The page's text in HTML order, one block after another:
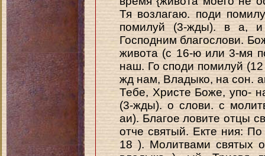
Тя возлагаю. поди
помилуй (3-жды). в а,
Господним благослови.
живота (с 16-ю или 3-мя
наш. Го споди помилуй
жд нам, Владыко, на сон.
Тебе, Христе Боже, упо-
(3-жды). о слови. с
аи). Благое ловите отцы
отче святый. Екте ния:
18 ). Молитвами святых